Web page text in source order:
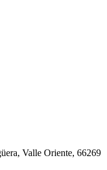
Valle Oriente, 66269